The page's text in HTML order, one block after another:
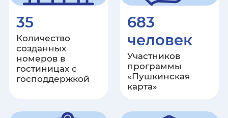
Новгородская область
Омская область
Оренбургская область
Орловская область
35
Количество
созданных
номеров в
гостиницах с
господдержкой
683
человек
Участников
программы
«Пушкинская
карта»